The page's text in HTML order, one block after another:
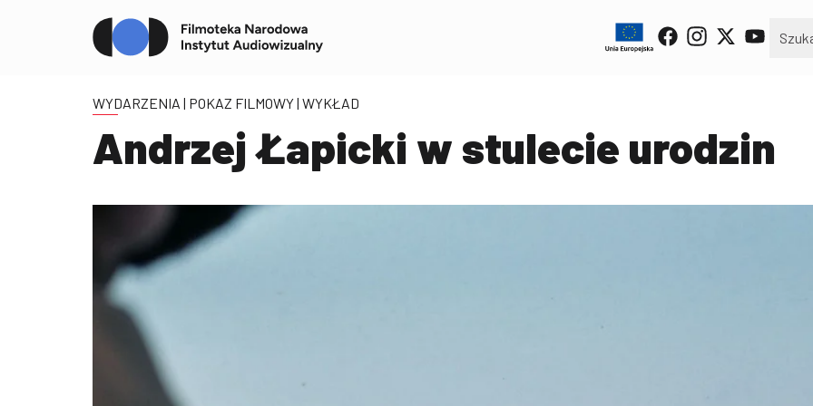
WYDARZENIA | POKAZ FILMOWY | WYKŁAD
Andrzej Łapicki w stulecie urodzin